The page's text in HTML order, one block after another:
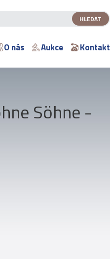
O nás Aukce Kontakt
Söhne -